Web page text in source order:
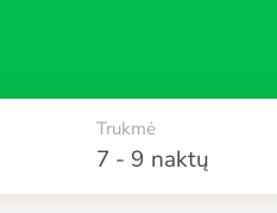
7 - 9 naktų
Trukmė